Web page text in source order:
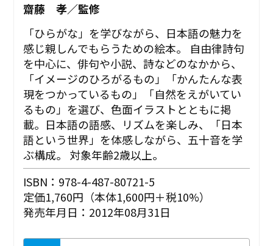
齋藤 孝／監修
「ひらがな」を学びながら、日本語の魅力を
感じ親しんでもらうための絵本。 自由律詩句
を中心に、俳句や小説、詩などのなかから、
「イメージのひろがるもの」「かんたんな表
現をつかっているもの」「自然をえがいてい
るもの」を選び、色面イラストとともに掲
載。日本語の語感、リズムを楽しみ、「日本
語という世界」を体感しながら、五十音を学
ぶ構成。 対象年齢2歳以上。
ISBN：978-4-487-80721-5
定価1,760円（本体1,600円＋税10%）
発売年月日：2012年08月31日